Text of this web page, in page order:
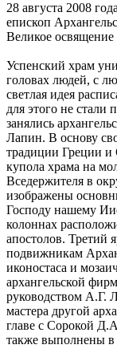
28 августа 2008
епископ
Великое освящение
Успенский храм
головах людей, с
светлая идея
для этого не стали
занялись
Лапин. В основу
традиции Греции
купола храма на
Вседержителя в
изображены
Господу нашему
колоннах
апостолов. Третий
подвижникам
иконостаса и
архангельской
руководством А.Г.
мастера другой
главе с Сорокой
также выполнены в